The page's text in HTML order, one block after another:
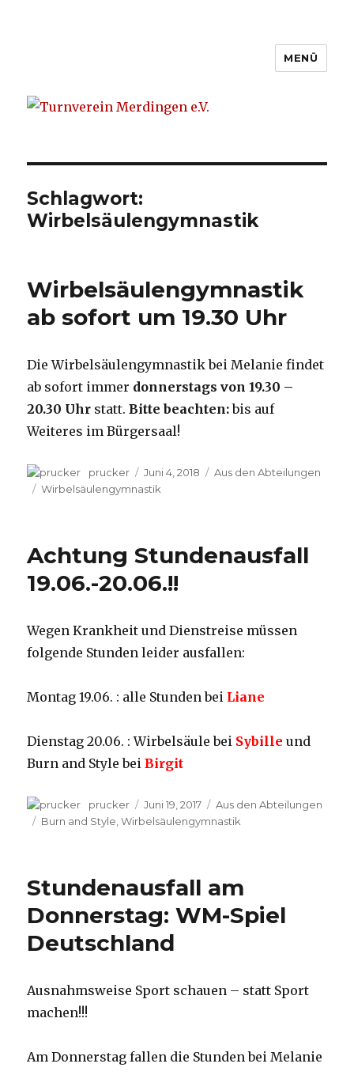
Turnverein Merdingen e.V.
MENÜ
Schlagwort:
Wirbelsäulengymnastik
Wirbelsäulengymnastik
ab sofort um 19.30 Uhr
Die Wirbelsäulengymnastik bei Melanie findet
ab sofort immer donnerstags von 19.30 –
20.30 Uhr statt.Bitte beachten:bis auf
Weiteres im Bürgersaal!
Autor
prucker
Veröffentlicht
am
Juni 4, 2018 Kategorien
Aus den Abteilungen
Schlagwörter
Wirbelsäulengymnastik
Achtung Stundenausfall
19.06.-20.06.!!
Wegen Krankheit und Dienstreise müssen
folgende Stunden leider ausfallen:
Montag 19.06. : alle Stunden bei Liane
Dienstag 20.06. : Wirbelsäule bei Sybille und
Burn and Style beiBirgit
Autor
prucker
Veröffentlicht
am
Juni 19, 2017 Kategorien
Aus den Abteilungen
Schlagwörter
Burn and Style ,Wirbelsäulengymnastik
Stundenausfall am
Donnerstag: WM-Spiel
Deutschland
Ausnahmsweise Sport schauen – statt Sport
machen!!!
Am Donnerstag fallen die Stunden bei Melanie